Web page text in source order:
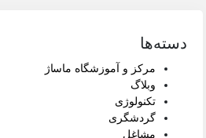
دسته‌ها
مرکز و آموزشگاه ماساژ
وبلاگ
تکنولوژی
گردشگری
مشاغل